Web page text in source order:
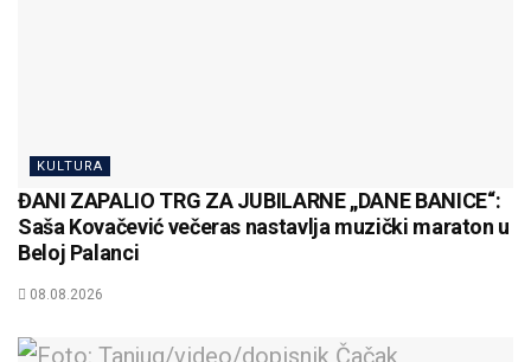
KULTURA
ĐANI ZAPALIO TRG ZA JUBILARNE „DANE BANICE“:
Saša Kovačević večeras nastavlja muzički maraton u
Beloj Palanci
08.08.2026